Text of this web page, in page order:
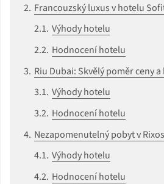
Francouzský luxus v hotelu
Výhody hotelu
Hodnocení hotelu
Riu Dubai: Skvělý poměr ceny
Výhody hotelu
Hodnocení hotelu
Nezapomenutelný pobyt v
Výhody hotelu
Hodnocení hotelu